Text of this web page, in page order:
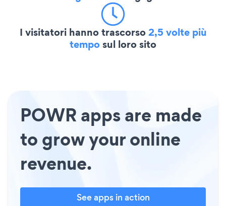
I visitatori hanno trascorso2,5 volte più
temposul loro sito
POWR apps are made
to grow your online
revenue.
See apps in action